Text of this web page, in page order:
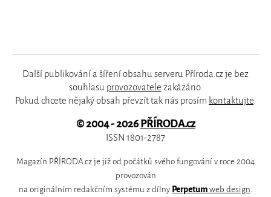
Další publikování a šíření obsahu serveru Příroda.cz je bez
souhlasu provozovatele zakázáno.
Pokud chcete nějaký obsah převzít tak nás prosím kontaktujte
© 2004 - 2026PŘÍRODA.cz
ISSN 1801-2787
Magazín PŘÍRODA.cz je již od počátků svého fungování v roce 2004
provozován
na originálním redakčním systému z dílny Perpetum web design